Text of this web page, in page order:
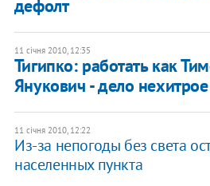
дефолт
11 січня 2010, 12:35
Тигипко: работать как
Янукович - дело нехитрое
11 січня 2010, 12:22
Из-за непогоды без света
населенных пункта